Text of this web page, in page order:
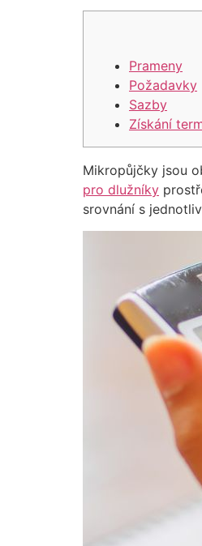
Prameny
Požadavky
Sazby
Získání
Mikropůjčky jsou
pro dlužníky
srovnání s